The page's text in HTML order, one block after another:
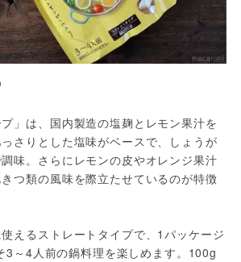
プ」は、国内製造の塩麹とレモン果汁を
さりとした塩味がベースで、しょうが
味。さらにレモンの皮やオレンジ果汁
つ類の風味を際立たせているのが特徴
えるストレートタイプで、1パッケージ
3～4人前の鍋料理を楽しめます。100g